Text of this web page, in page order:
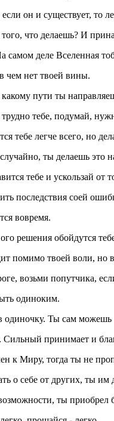
он и существует, то
что делаешь? И
самом деле Вселенная
нет твоей вины.
пути ты
тебе, подумай,
тебе легче всего, но
ты делаешь это
тебе и ускользай от
последствия соей
вовремя.
решения обойдутся
помимо твоей воли, но
возьми попутчика,
одиноким.
одиночку. Ты сам можешь
принимает и
к Миру, тогда ты не
о себе от других, ты
ты приобрел